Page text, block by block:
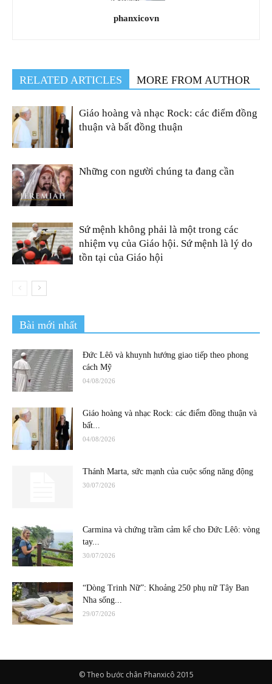
phanxicovn
RELATED ARTICLES MORE FROM AUTHOR
Giáo hoàng và nhạc Rock: các điểm đồng
thuận và bất đồng thuận
Những con người chúng ta đang cần
Sứ mệnh không phải là một trong các
nhiệm vụ của Giáo hội. Sứ mệnh là lý do
tồn tại của Giáo hội
Bài mới nhất
Đức Lêô và khuynh hướng giao tiếp theo phong
cách Mỹ
04/08/2026
Giáo hoàng và nhạc Rock: các điểm đồng thuận và
bất...
04/08/2026
Thánh Marta, sức mạnh của cuộc sống năng động
30/07/2026
Carmina và chứng trầm cảm kể cho Đức Lêô: vòng
tay...
30/07/2026
“Dòng Trinh Nữ”: Khoảng 250 phụ nữ Tây Ban
Nha sống...
29/07/2026
© Theo bước chân Phanxicô 2015